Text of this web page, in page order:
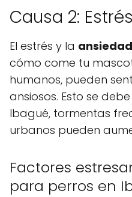
Causa 2:
El estrés y la ansiedad
cómo come tu
humanos, pueden
ansiosos. Esto se
Ibagué, tormentas
urbanos pueden
Factores
para perros en